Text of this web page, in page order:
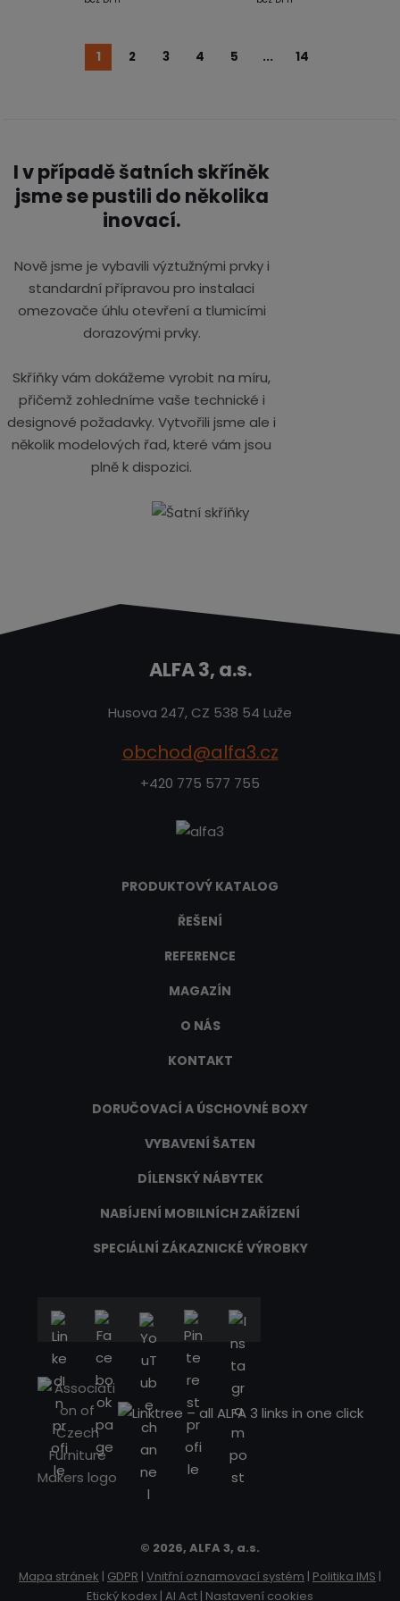
1 2 3 4 5 ... 14
I v případě šatních skříněk
jsme se pustili do několika
inovací.
Nově jsme je vybavili výztužnými prvky i
standardní přípravou pro instalaci
omezovače úhlu otevření a tlumicími
dorazovými prvky.
Skříňky vám dokážeme vyrobit na míru,
přičemž zohledníme vaše technické i
designové požadavky. Vytvořili jsme ale i
několik modelových řad, které vám jsou
plně k dispozici.
ALFA 3, a.s.
Husova 247, CZ 538 54 Luže
obchod@alfa3.cz
+420 775 577 755
PRODUKTOVÝ KATALOG
ŘEŠENÍ
REFERENCE
MAGAZÍN
O NÁS
KONTAKT
DORUČOVACÍ A ÚSCHOVNÉ BOXY
VYBAVENÍ ŠATEN
DÍLENSKÝ NÁBYTEK
NABÍJENÍ MOBILNÍCH ZAŘÍZENÍ
SPECIÁLNÍ ZÁKAZNICKÉ VÝROBKY
© 2026, ALFA 3, a.s.
Mapa stránek | GDPR | Vnitřní oznamovací systém | Politika IMS |
Etický kodex | AI Act | Nastavení cookies